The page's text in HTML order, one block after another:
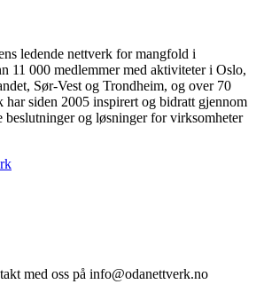
ledende nettverk for mangfold i
11 000 medlemmer med aktiviteter i Oslo,
Sør-Vest og Trondheim, og over 70
siden 2005 inspirert og bidratt gjennom
beslutninger og løsninger for virksomheter
med oss på info@odanettverk.no